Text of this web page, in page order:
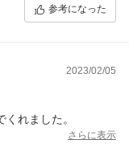
参考になった
2023/02/05
れました。
さらに表示